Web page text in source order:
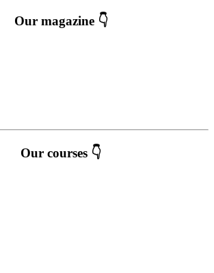
Our magazine 👇
Our courses 👇